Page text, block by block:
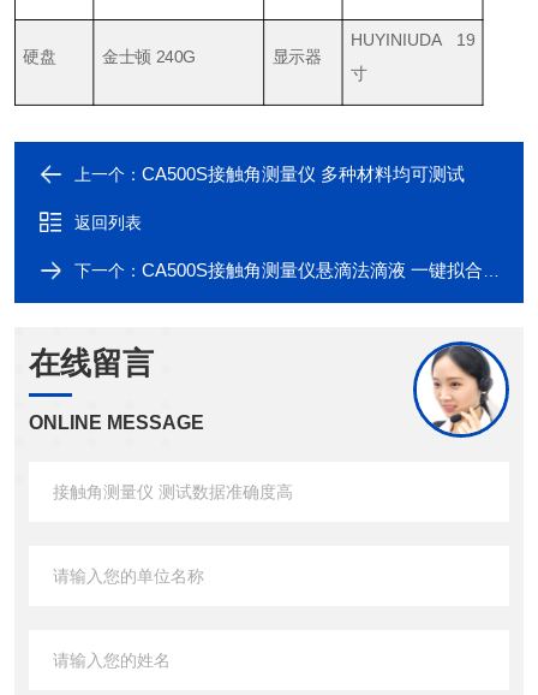
硬盘 金士顿 240G 显示器
HUYINIUDA 19
寸
上一个： CA500S接触角测量仪 多种材料均可测试
返回列表
下一个： CA500S接触角测量仪悬滴法滴液 一键拟合测试数据
在线留言
ONLINE MESSAGE